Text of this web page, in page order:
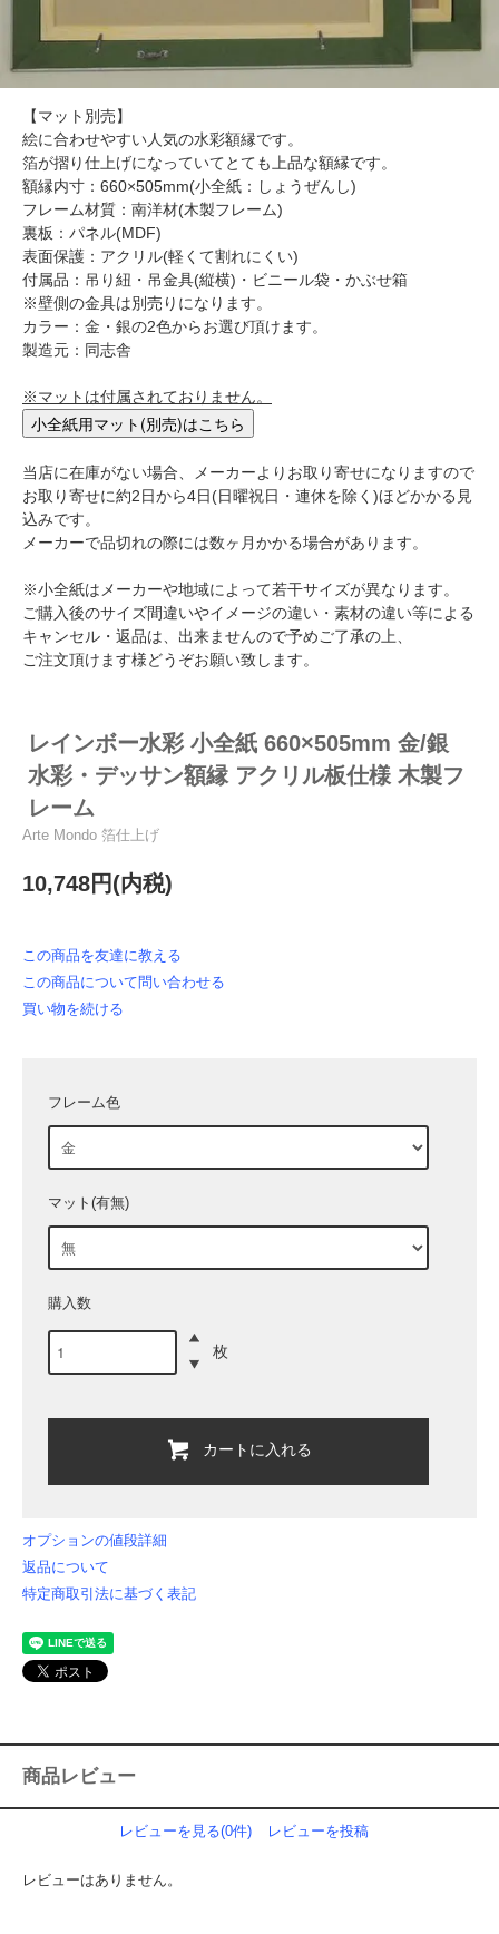
【マット別売】
絵に合わせやすい人気の水彩額縁です。
箔が摺り仕上げになっていてとても上品な額縁です。
額縁内寸：660×505mm(小全紙：しょうぜんし)
フレーム材質：南洋材(木製フレーム)
裏板：パネル(MDF)
表面保護：アクリル(軽くて割れにくい)
付属品：吊り紐・吊金具(縦横)・ビニール袋・かぶせ箱
※壁側の金具は別売りになります。
カラー：金・銀の2色からお選び頂けます。
製造元：同志舎
※マットは付属されておりません。
当店に在庫がない場合、メーカーよりお取り寄せになりますので
お取り寄せに約2日から4日(日曜祝日・連休を除く)ほどかかる見
込みです。
メーカーで品切れの際には数ヶ月かかる場合があります。
※小全紙はメーカーや地域によって若干サイズが異なります。
ご購入後のサイズ間違いやイメージの違い・素材の違い等による
キャンセル・返品は、出来ませんので予めご了承の上、
ご注文頂けます様どうぞお願い致します。
レインボー水彩 小全紙 660×505mm 金/銀
水彩・デッサン額縁 アクリル板仕様 木製フ
レーム
Arte Mondo 箔仕上げ
10,748円(内税)
この商品を友達に教える
この商品について問い合わせる
買い物を続ける
フレーム色
マット(有無)
購入数
枚
カートに入れる
オプションの値段詳細
返品について
特定商取引法に基づく表記
商品レビュー
レビューを見る(0件) レビューを投稿
レビューはありません。